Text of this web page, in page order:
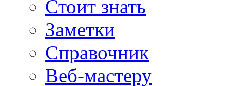
Стоит знать
Заметки
Справочник
Веб-мастеру